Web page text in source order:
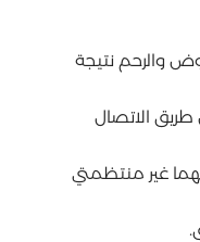
والرحم نتيجة
الاتصال
غير منتظمتي